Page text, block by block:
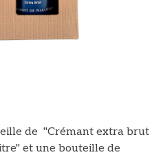
de "Crémant extra brut
et une bouteille de